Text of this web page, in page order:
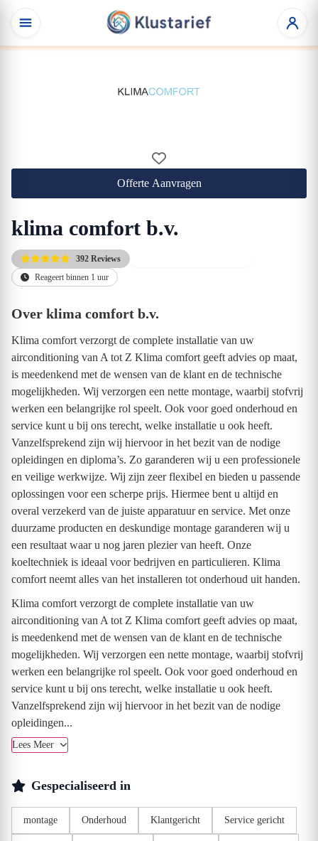
Offerte Aanvragen
klima comfort b.v.
392 Reviews
Reageert binnen 1 uur
Over klima comfort b.v.
Klima comfort verzorgt de complete installatie van uw
airconditioning van A tot Z Klima comfort geeft advies op maat,
is meedenkend met de wensen van de klant en de technische
mogelijkheden. Wij verzorgen een nette montage, waarbij stofvrij
werken een belangrijke rol speelt. Ook voor goed onderhoud en
service kunt u bij ons terecht, welke installatie u ook heeft.
Vanzelfsprekend zijn wij hiervoor in het bezit van de nodige
opleidingen en diploma’s. Zo garanderen wij u een professionele
en veilige werkwijze. Wij zijn zeer flexibel en bieden u passende
oplossingen voor een scherpe prijs. Hiermee bent u altijd en
overal verzekerd van de juiste apparatuur en service. Met onze
duurzame producten en deskundige montage garanderen wij u
een resultaat waar u nog jaren plezier van heeft. Onze
koeltechniek is ideaal voor bedrijven en particulieren. Klima
comfort neemt alles van het installeren tot onderhoud uit handen.
Klima comfort verzorgt de complete installatie van uw
airconditioning van A tot Z Klima comfort geeft advies op maat,
is meedenkend met de wensen van de klant en de technische
mogelijkheden. Wij verzorgen een nette montage, waarbij stofvrij
werken een belangrijke rol speelt. Ook voor goed onderhoud en
service kunt u bij ons terecht, welke installatie u ook heeft.
Vanzelfsprekend zijn wij hiervoor in het bezit van de nodige
opleidingen...
Lees Meer
Gespecialiseerd in
montage Onderhoud Klantgericht Service gericht